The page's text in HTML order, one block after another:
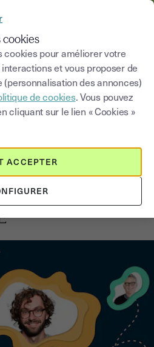
Saisissez un terme
plan de Youtrust
indépendants,
cookies
cookies pour améliorer votre
et vous proposer de
des annonces)
de cookies. Vous pouvez
cliquant sur le lien « Cookies »
ACCEPTER